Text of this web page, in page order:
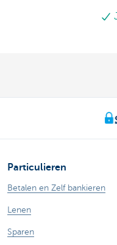
Particulieren
Betalen en Zelf bankieren
Lenen
Sparen